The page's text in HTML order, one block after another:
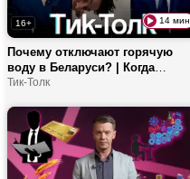
16+ 14 мин
Почему отключают горячую
воду в Беларуси? | Когда
превышают сроки ревизии? |
трубам?
Тик-Толк